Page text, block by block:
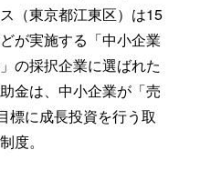
（東京都江東区）は15
が実施する「中小企業
の採択企業に選ばれた
金は、中小企業が「売
標に成長投資を行う取
度。